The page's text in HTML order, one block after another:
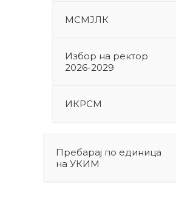
МСМЈЛК
Избор на ректор
2026-2029
ИКРСМ
Пребарај по единица
на УКИМ